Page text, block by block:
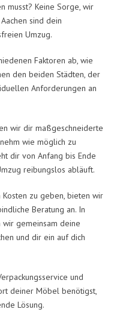
musst? Keine Sorge, wir
sind dein
Umzug.
Faktoren ab, wie
den beiden Städten, der
Anforderungen an
wir dir maßgeschneiderte
wie möglich zu
dir von Anfang bis Ende
reibungslos abläuft.
zu geben, bieten wir
Beratung an. In
wir gemeinsam deine
und dir ein auf dich
und
deiner Möbel benötigst,
Lösung.